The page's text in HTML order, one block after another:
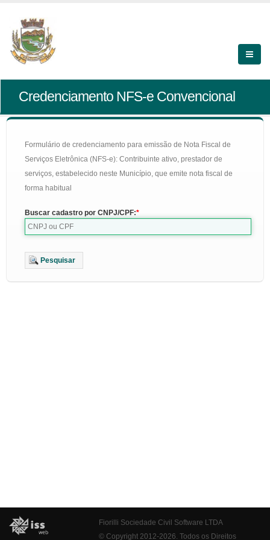
Credenciamento NFS-e Convencional
Formulário de credenciamento para emissão de Nota Fiscal de
Serviços Eletrônica (NFS-e): Contribuinte ativo, prestador de
serviços, estabelecido neste Município, que emite nota fiscal de
forma habitual
Buscar cadastro por CNPJ/CPF:
Pesquisar
Fiorilli Sociedade Civil Software LTDA
© Copyright 2012-2026. Todos os Direitos